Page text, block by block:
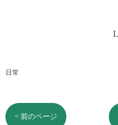
日常
< 前のページ